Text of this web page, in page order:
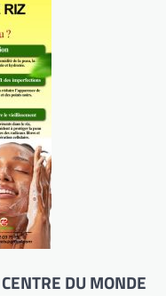
DU MONDE